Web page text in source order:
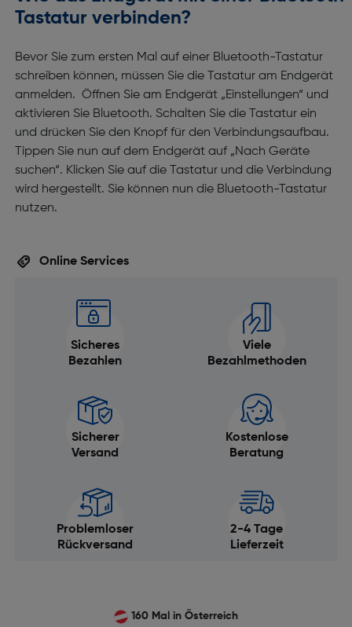
Tastatur verbinden?
Bevor Sie zum ersten Mal auf einer Bluetooth-Tastatur
schreiben können, müssen Sie die Tastatur am Endgerät
anmelden. Öffnen Sie am Endgerät „Einstellungen“ und
aktivieren Sie Bluetooth. Schalten Sie die Tastatur ein
und drücken Sie den Knopf für den Verbindungsaufbau.
Tippen Sie nun auf dem Endgerät auf „Nach Geräte
suchen“. Klicken Sie auf die Tastatur und die Verbindung
wird hergestellt. Sie können nun die Bluetooth-Tastatur
nutzen.
Online Services
Sicheres
Bezahlen
Viele
Bezahlmethoden
Sicherer
Versand
Kostenlose
Beratung
Problemloser
Rückversand
2-4 Tage
Lieferzeit
160 Mal in Österreich